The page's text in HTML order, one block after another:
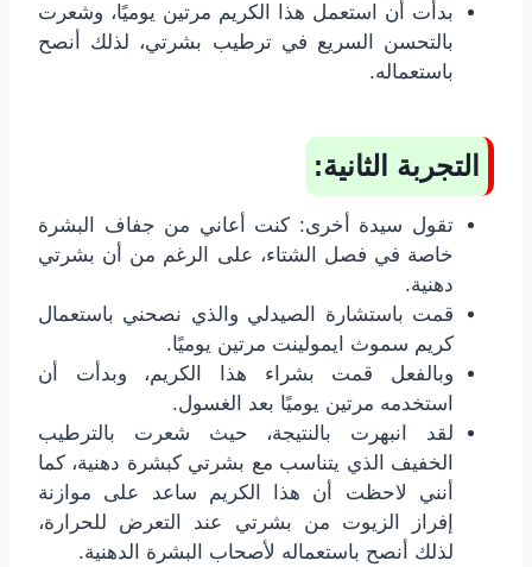
بدأت أن استعمل هذا الكريم مرتين يوميًا، وشعرت
بالتحسن السريع في ترطيب بشرتي، لذلك أنصح
باستعماله.
التجربة الثانية:
تقول سيدة أخرى: كنت أعاني من جفاف البشرة
خاصة في فصل الشتاء، على الرغم من أن بشرتي
دهنية.
قمت باستشارة الصيدلي والذي نصحني باستعمال
كريم سموث ايمولينت مرتين يوميًا.
وبالفعل قمت بشراء هذا الكريم، وبدأت أن
استخدمه مرتين يوميًا بعد الغسول.
لقد انبهرت بالنتيجة، حيث شعرت بالترطيب
الخفيف الذي يتناسب مع بشرتي كبشرة دهنية، كما
أنني لاحظت أن هذا الكريم ساعد على موازنة
إفراز الزيوت من بشرتي عند التعرض للحرارة،
لذلك أنصح باستعماله لأصحاب البشرة الدهنية.